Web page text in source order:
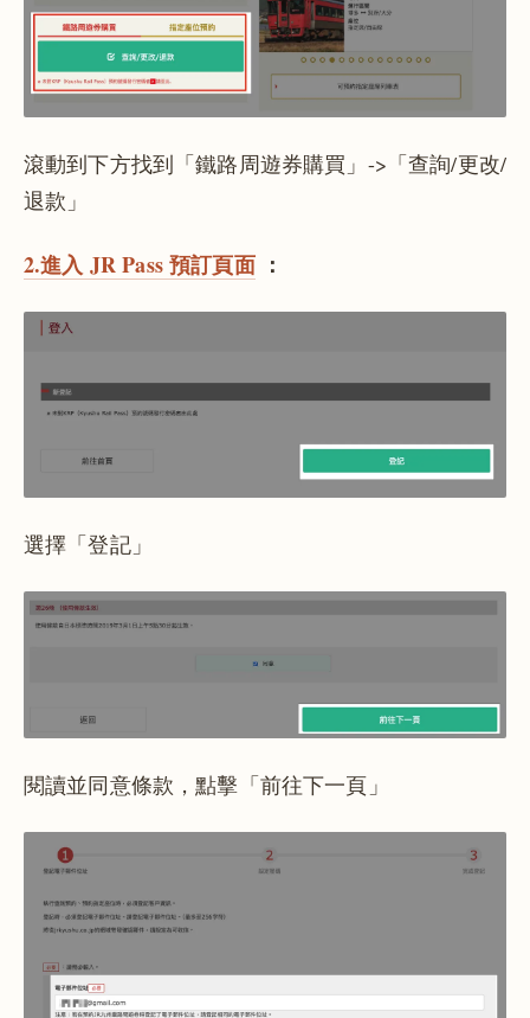
滾動到下方找到「鐵路周遊券購買」->「查詢/更改/
退款」
2.進入 JR Pass 預訂頁面 ：
選擇「登記」
閱讀並同意條款，點擊「前往下一頁」